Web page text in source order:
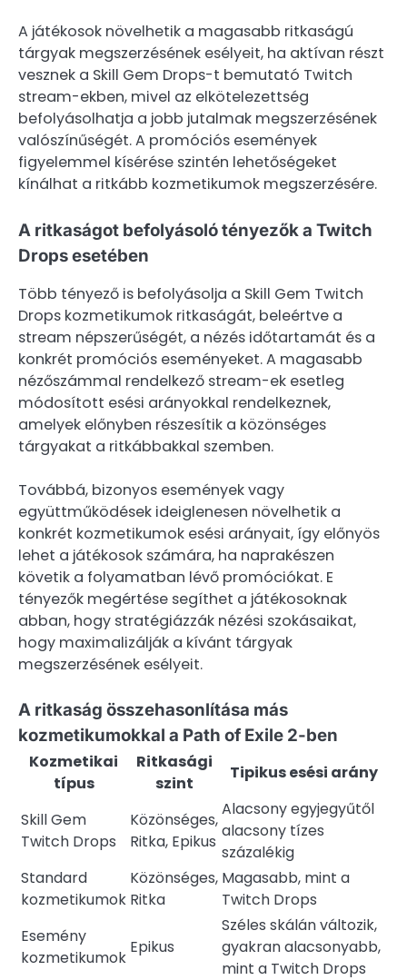
A játékosok növelhetik a magasabb ritkaságú
tárgyak megszerzésének esélyeit, ha aktívan részt
vesznek a Skill Gem Drops-t bemutató Twitch
stream-ekben, mivel az elkötelezettség
befolyásolhatja a jobb jutalmak megszerzésének
valószínűségét. A promóciós események
figyelemmel kísérése szintén lehetőségeket
kínálhat a ritkább kozmetikumok megszerzésére.
A ritkaságot befolyásoló tényezők a Twitch
Drops esetében
Több tényező is befolyásolja a Skill Gem Twitch
Drops kozmetikumok ritkaságát, beleértve a
stream népszerűségét, a nézés időtartamát és a
konkrét promóciós eseményeket. A magasabb
nézőszámmal rendelkező stream-ek esetleg
módosított esési arányokkal rendelkeznek,
amelyek előnyben részesítik a közönséges
tárgyakat a ritkábbakkal szemben.
Továbbá, bizonyos események vagy
együttműködések ideiglenesen növelhetik a
konkrét kozmetikumok esési arányait, így előnyös
lehet a játékosok számára, ha naprakészen
követik a folyamatban lévő promóciókat. E
tényezők megértése segíthet a játékosoknak
abban, hogy stratégiázzák nézési szokásaikat,
hogy maximalizálják a kívánt tárgyak
megszerzésének esélyeit.
A ritkaság összehasonlítása más
kozmetikumokkal a Path of Exile 2-ben
Kozmetikai
típus
Ritkasági
szint
Tipikus esési arány
Skill Gem
Twitch Drops
Közönséges,
Ritka, Epikus
Alacsony egyjegyűtől
alacsony tízes
százalékig
Standard
kozmetikumok
Közönséges,
Ritka
Magasabb, mint a
Twitch Drops
Esemény
kozmetikumok
Epikus
Széles skálán változik,
gyakran alacsonyabb,
mint a Twitch Drops